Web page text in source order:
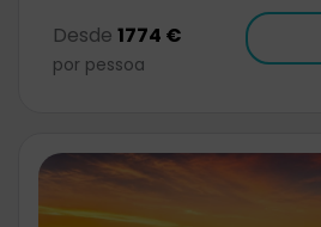
Desde 1774 €
por pessoa